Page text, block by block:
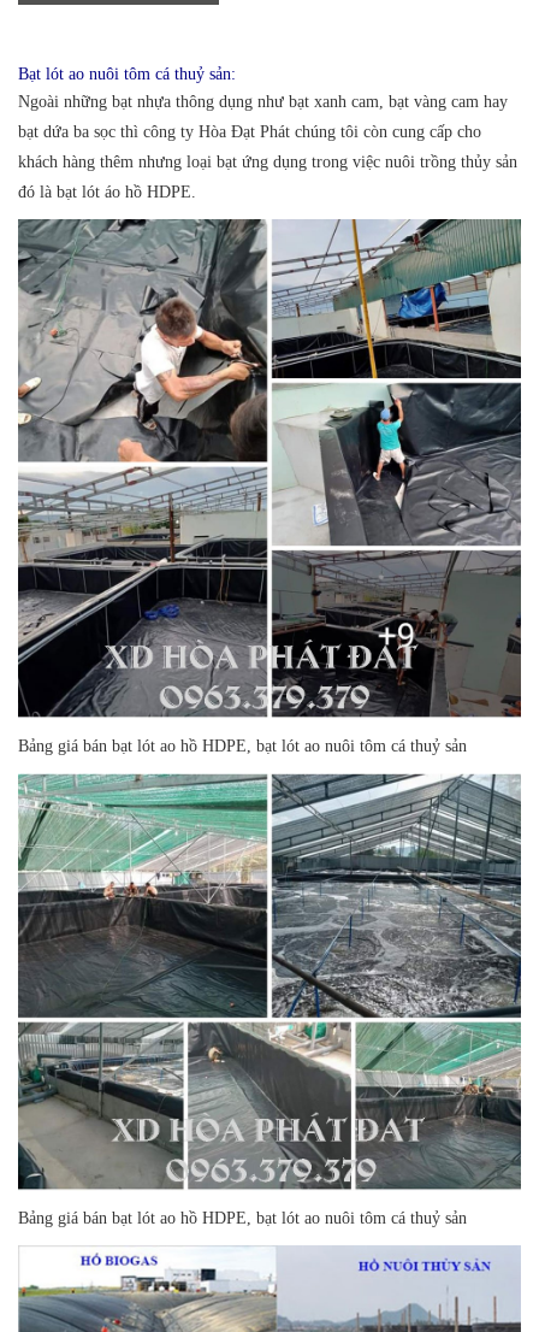
Bạt lót ao nuôi tôm cá thuỷ sản:
Ngoài những bạt nhựa thông dụng như bạt xanh cam, bạt vàng cam hay
bạt dứa ba sọc thì công ty Hòa Đạt Phát chúng tôi còn cung cấp cho
khách hàng thêm nhưng loại bạt ứng dụng trong việc nuôi trồng thủy sản
đó là bạt lót áo hồ HDPE.
Bảng giá bán bạt lót ao hồ HDPE, bạt lót ao nuôi tôm cá thuỷ sản
Bảng giá bán bạt lót ao hồ HDPE, bạt lót ao nuôi tôm cá thuỷ sản